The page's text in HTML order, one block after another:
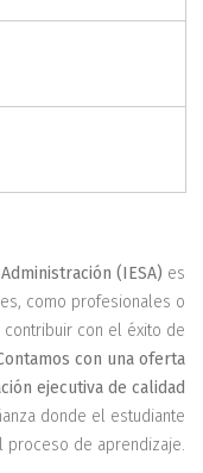
(IESA) es
como profesionales o
con el éxito de
con una oferta
ejecutiva de calidad
donde el estudiante
proceso de aprendizaje.